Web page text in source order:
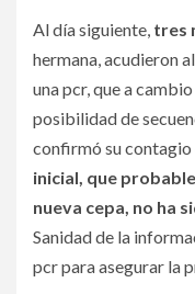
Al día siguiente, tres
hermana, acudieron
una pcr, que a
posibilidad de
confirmó su
inicial, que
nueva cepa, no ha
Sanidad de la
pcr para asegurar la